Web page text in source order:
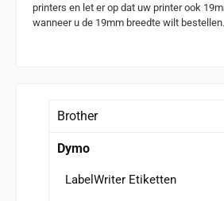
printers en let er op dat uw printer ook
wanneer u de 19mm breedte wilt bestellen.
Brother
Dymo
LabelWriter Etiketten